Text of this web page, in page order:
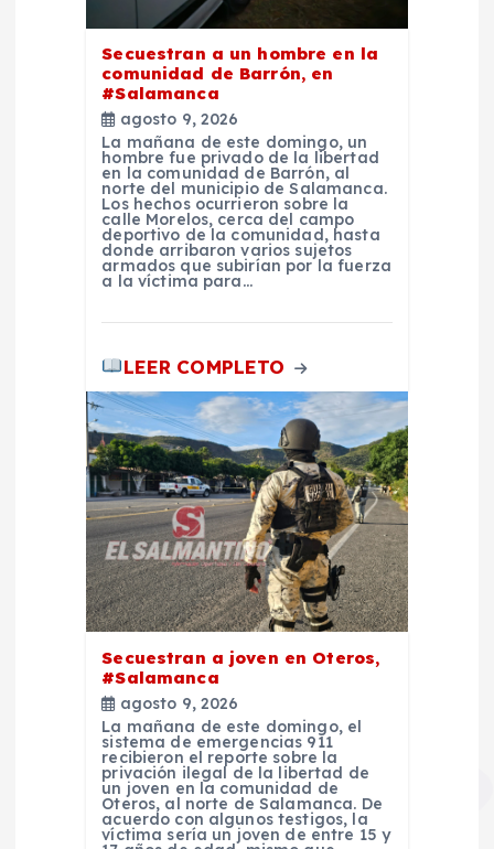
Secuestran a un hombre en la
comunidad de Barrón, en
#Salamanca
agosto 9, 2026
La mañana de este domingo, un
hombre fue privado de la libertad
en la comunidad de Barrón, al
norte del municipio de Salamanca.
Los hechos ocurrieron sobre la
calle Morelos, cerca del campo
deportivo de la comunidad, hasta
donde arribaron varios sujetos
armados que subirían por la fuerza
a la víctima para…
LEER COMPLETO
Secuestran a joven en Oteros,
#Salamanca
agosto 9, 2026
La mañana de este domingo, el
sistema de emergencias 911
recibieron el reporte sobre la
privación ilegal de la libertad de
un joven en la comunidad de
Oteros, al norte de Salamanca. De
acuerdo con algunos testigos, la
víctima sería un joven de entre 15 y